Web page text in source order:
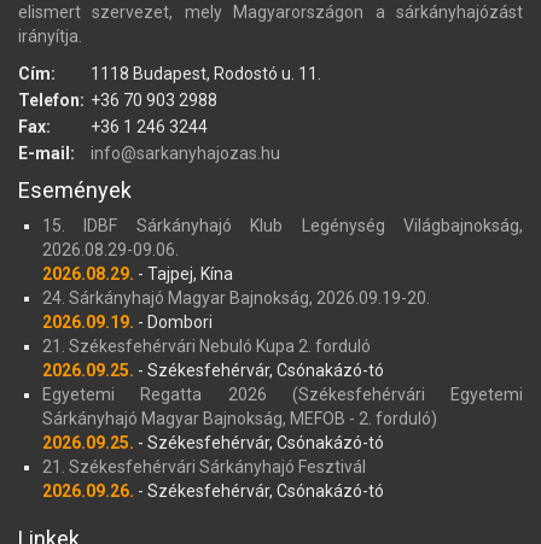
elismert szervezet, mely Magyarországon a sárkányhajózást
irányítja.
Cím:
1118 Budapest, Rodostó u. 11.
Telefon: +36 70 903 2988
Fax:
+36 1 246 3244
E-mail:
info@sarkanyhajozas.hu
Események
15. IDBF Sárkányhajó Klub Legénység Világbajnokság,
2026.08.29-09.06.
2026.08.29. - Tajpej, Kína
24. Sárkányhajó Magyar Bajnokság, 2026.09.19-20.
2026.09.19. - Dombori
21. Székesfehérvári Nebuló Kupa 2. forduló
2026.09.25. - Székesfehérvár, Csónakázó-tó
Egyetemi Regatta 2026 (Székesfehérvári Egyetemi
Sárkányhajó Magyar Bajnokság, MEFOB - 2. forduló)
2026.09.25. - Székesfehérvár, Csónakázó-tó
21. Székesfehérvári Sárkányhajó Fesztivál
2026.09.26. - Székesfehérvár, Csónakázó-tó
Linkek